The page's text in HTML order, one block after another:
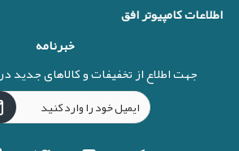
اطلاعات کامپیوتر افق
خبرنامه
جهت اطلاع از تخفیفات و کالاهای جدید